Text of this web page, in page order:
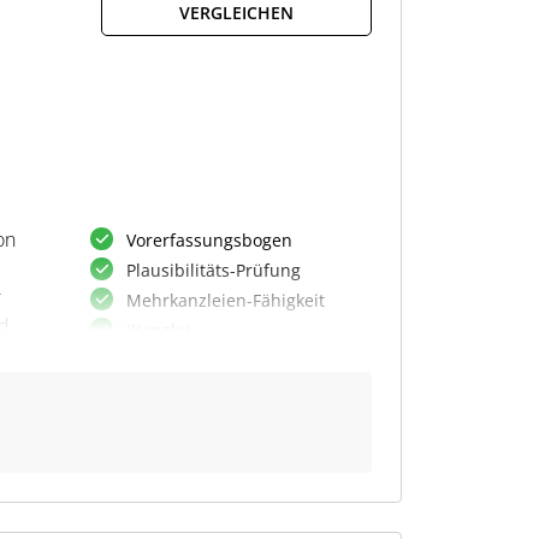
VERGLEICHEN
Vorerfassungsbogen
Plausibilitäts-Prüfung
Mehrkanzleien-Fähigkeit